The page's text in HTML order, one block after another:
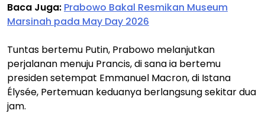
Baca Juga: Prabowo Bakal Resmikan Museum
Marsinah pada May Day 2026
Tuntas bertemu Putin, Prabowo melanjutkan
perjalanan menuju Prancis, di sana ia bertemu
presiden setempat Emmanuel Macron, di Istana
Élysée, Pertemuan keduanya berlangsung sekitar dua
jam.